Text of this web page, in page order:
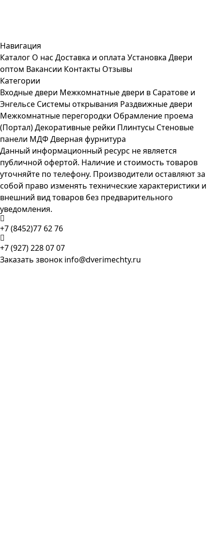
Навигация
Каталог О нас Доставка и оплата Установка Двери
оптом Вакансии Контакты Отзывы
Категории
Входные двери Межкомнатные двери в Саратове и
Энгельсе Системы открывания Раздвижные двери
Межкомнатные перегородки Обрамление проема
(Портал)Декоративные рейки Плинтусы Стеновые
панели МДФ Дверная фурнитура
Данный информационный ресурс не является
публичной офертой. Наличие и стоимость товаров
уточняйте по телефону. Производители оставляют за
собой право изменять технические характеристики и
внешний вид товаров без предварительного
уведомления.
+7 (8452)77 62 76
+7 (927) 228 07 07
Заказать звонок info@dverimechty.ru